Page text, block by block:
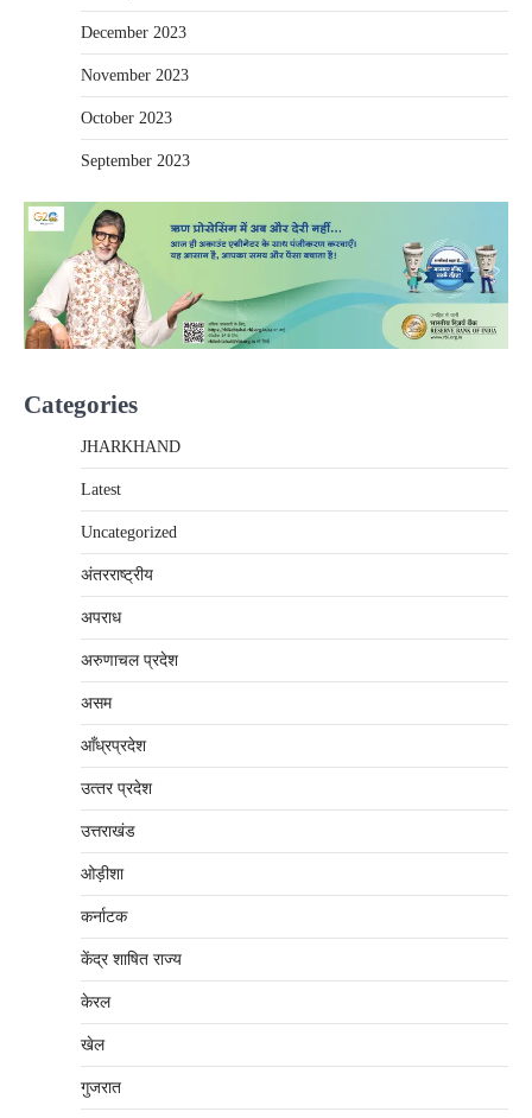
December 2023
November 2023
October 2023
September 2023
Categories
JHARKHAND
Latest
Uncategorized
अंतरराष्‍ट्रीय
अपराध
अरुणाचल प्रदेश
असम
आँध्रप्रदेश
उत्‍तर प्रदेश
उत्तराखंड
ओड़ीशा
कर्नाटक
केंद्र शाषित राज्य
केरल
खेल
गुजरात